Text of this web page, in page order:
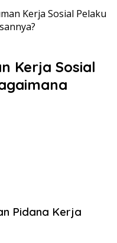
Kerja Sosial Pelaku
Kerja Sosial
Pidana Kerja